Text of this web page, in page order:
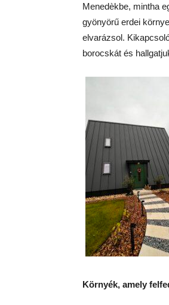
Menedèkbe, mintha
gyönyörű erdei
elvarázsol.
borocskát és
Környék, amely